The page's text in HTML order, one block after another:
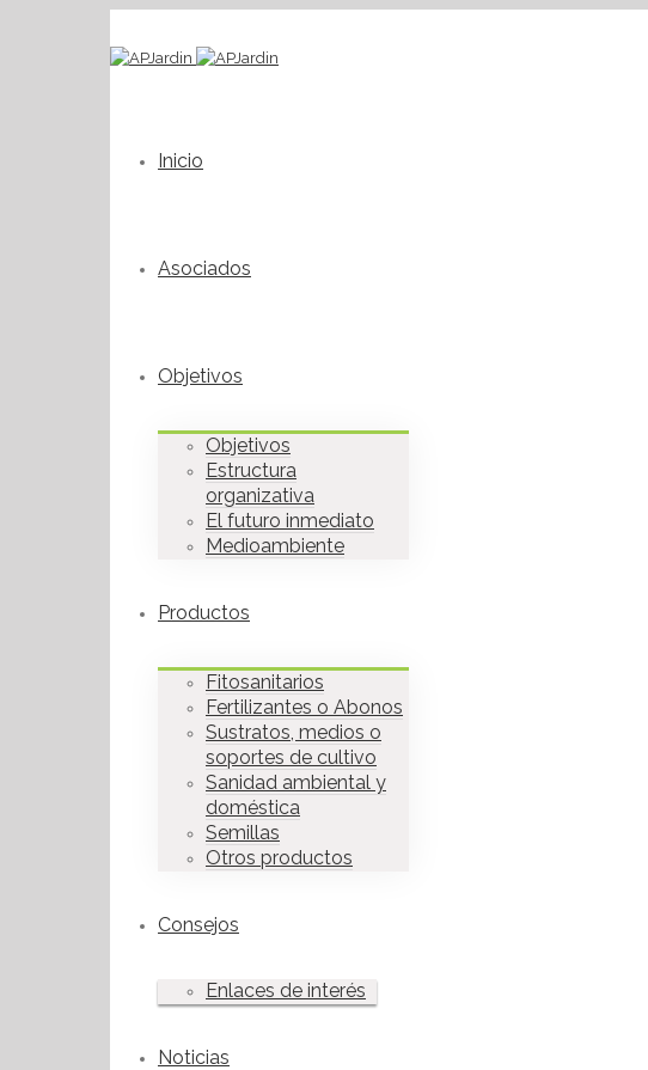
Inicio
Asociados
Objetivos
Objetivos
Estructura
organizativa
El futuro inmediato
Medioambiente
Productos
Fitosanitarios
Fertilizantes o Abonos
Sustratos, medios o
soportes de cultivo
Sanidad ambiental y
doméstica
Semillas
Otros productos
Consejos
Enlaces de interés
Noticias